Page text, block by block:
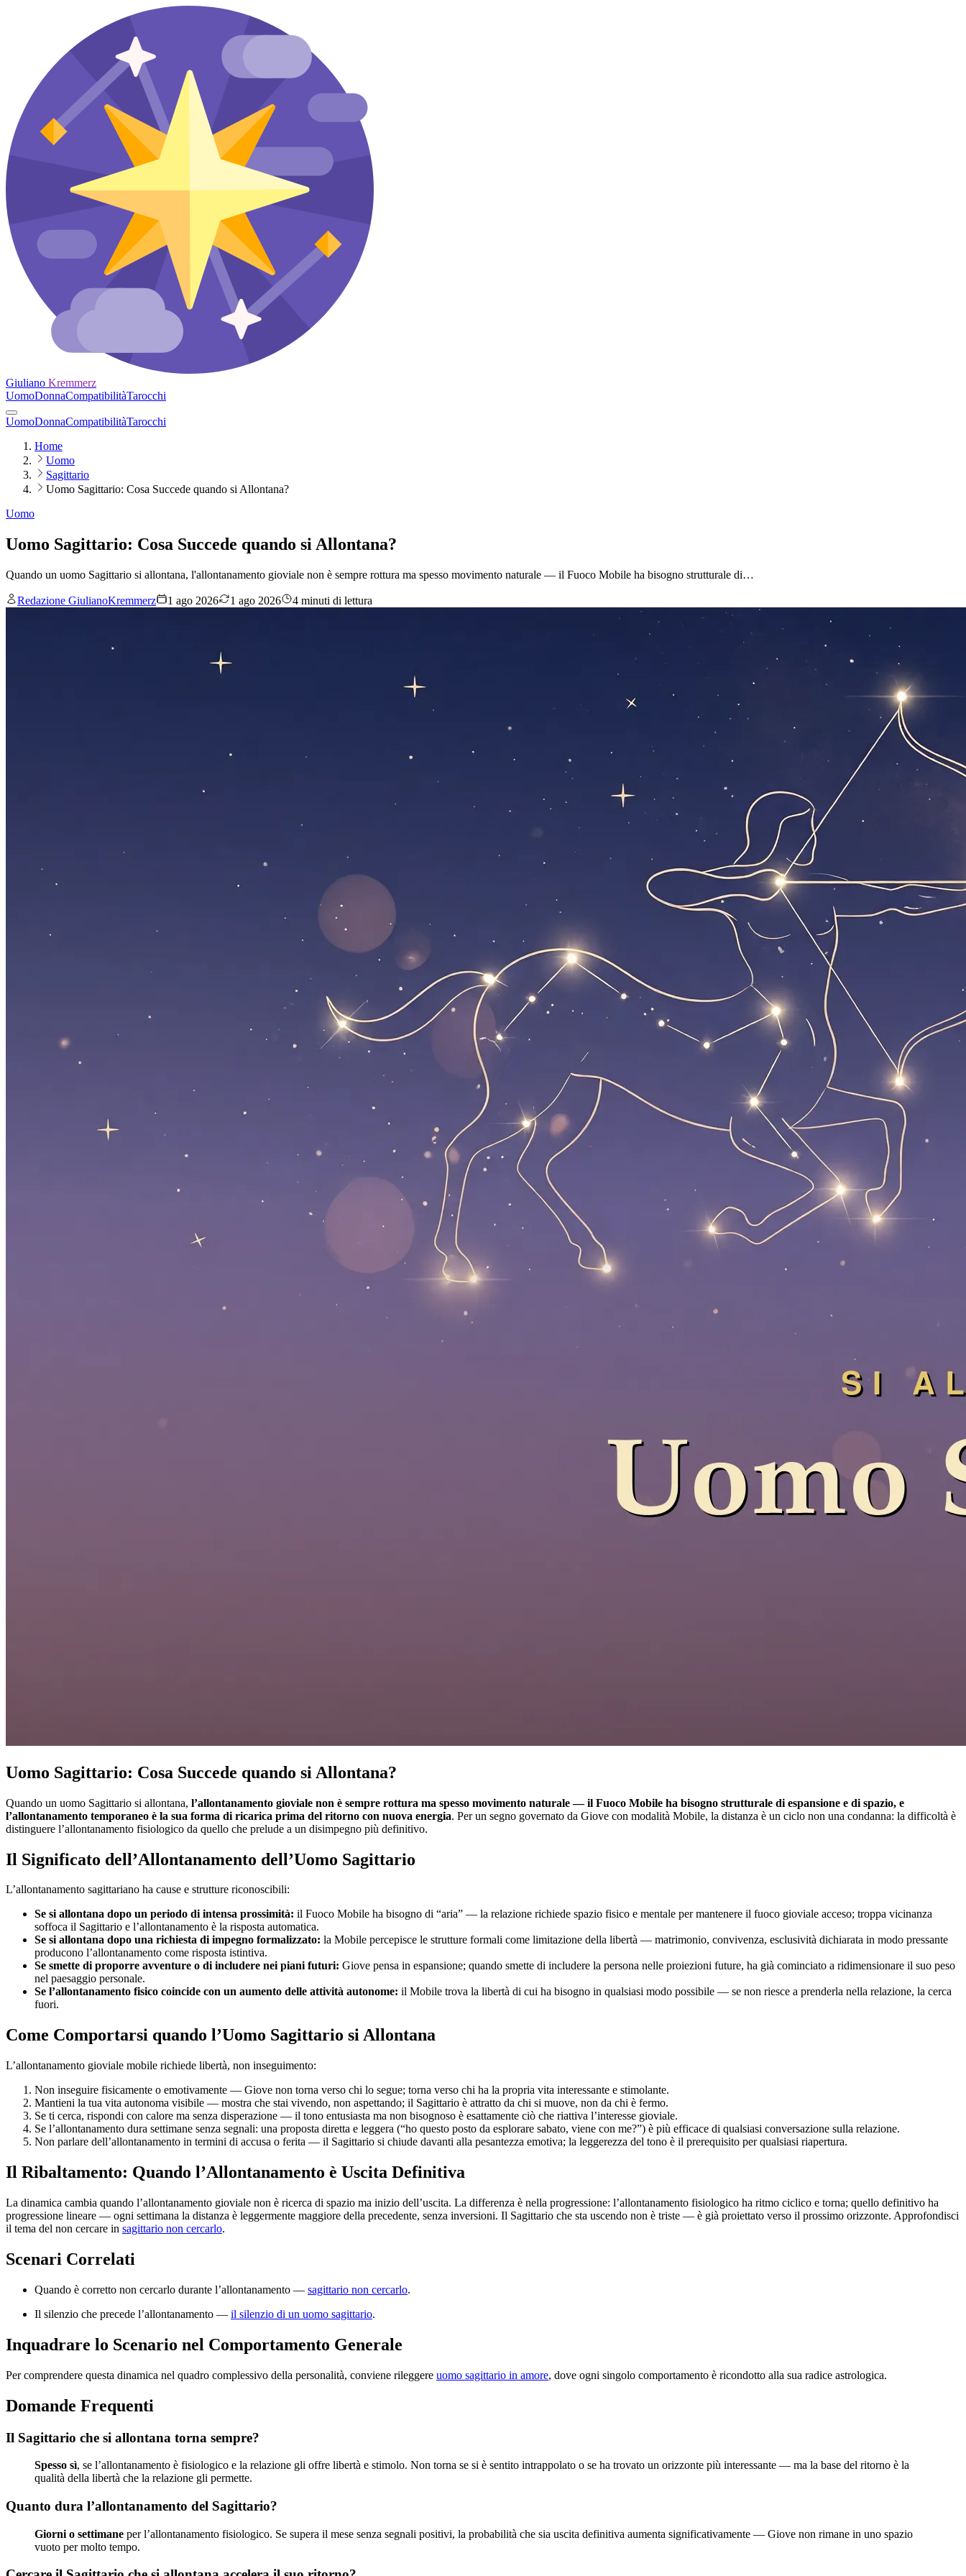
Giuliano Kremmerz
UomoDonnaCompatibilitàTarocchi
UomoDonnaCompatibilitàTarocchi
Home
Uomo
Sagittario
Uomo Sagittario: Cosa Succede quando si Allontana?
Uomo
Uomo Sagittario: Cosa Succede quando si Allontana?
Quando un uomo Sagittario si allontana, l'allontanamento gioviale non è sempre rottura ma spesso movimento naturale — il Fuoco Mobile ha bisogno strutturale di…
Redazione GiulianoKremmerz 1 ago 2026 1 ago 2026 4 minuti di lettura
Uomo Sagittario: Cosa Succede quando si Allontana?
Quando un uomo Sagittario si allontana, l’allontanamento gioviale non è sempre rottura ma spesso movimento naturale — il Fuoco Mobile ha bisogno strutturale di espansione e di spazio, e
l’allontanamento temporaneo è la sua forma di ricarica prima del ritorno con nuova energia. Per un segno governato da Giove con modalità Mobile, la distanza è un ciclo non una condanna: la difficoltà è
distinguere l’allontanamento fisiologico da quello che prelude a un disimpegno più definitivo.
Il Significato dell’Allontanamento dell’Uomo Sagittario
L’allontanamento sagittariano ha cause e strutture riconoscibili:
Se si allontana dopo un periodo di intensa prossimità: il Fuoco Mobile ha bisogno di “aria” — la relazione richiede spazio fisico e mentale per mantenere il fuoco gioviale acceso; troppa vicinanza
soffoca il Sagittario e l’allontanamento è la risposta automatica.
Se si allontana dopo una richiesta di impegno formalizzato: la Mobile percepisce le strutture formali come limitazione della libertà — matrimonio, convivenza, esclusività dichiarata in modo pressante
producono l’allontanamento come risposta istintiva.
Se smette di proporre avventure o di includere nei piani futuri: Giove pensa in espansione; quando smette di includere la persona nelle proiezioni future, ha già cominciato a ridimensionare il suo peso
nel paesaggio personale.
Se l’allontanamento fisico coincide con un aumento delle attività autonome: il Mobile trova la libertà di cui ha bisogno in qualsiasi modo possibile — se non riesce a prenderla nella relazione, la cerca
fuori.
Come Comportarsi quando l’Uomo Sagittario si Allontana
L’allontanamento gioviale mobile richiede libertà, non inseguimento:
Non inseguire fisicamente o emotivamente — Giove non torna verso chi lo segue; torna verso chi ha la propria vita interessante e stimolante.
Mantieni la tua vita autonoma visibile — mostra che stai vivendo, non aspettando; il Sagittario è attratto da chi si muove, non da chi è fermo.
Se ti cerca, rispondi con calore ma senza disperazione — il tono entusiasta ma non bisognoso è esattamente ciò che riattiva l’interesse gioviale.
Se l’allontanamento dura settimane senza segnali: una proposta diretta e leggera (“ho questo posto da esplorare sabato, viene con me?”) è più efficace di qualsiasi conversazione sulla relazione.
Non parlare dell’allontanamento in termini di accusa o ferita — il Sagittario si chiude davanti alla pesantezza emotiva; la leggerezza del tono è il prerequisito per qualsiasi riapertura.
Il Ribaltamento: Quando l’Allontanamento è Uscita Definitiva
La dinamica cambia quando l’allontanamento gioviale non è ricerca di spazio ma inizio dell’uscita. La differenza è nella progressione: l’allontanamento fisiologico ha ritmo ciclico e torna; quello definitivo ha
progressione lineare — ogni settimana la distanza è leggermente maggiore della precedente, senza inversioni. Il Sagittario che sta uscendo non è triste — è già proiettato verso il prossimo orizzonte. Approfondisci
il tema del non cercare in sagittario non cercarlo.
Scenari Correlati
Quando è corretto non cercarlo durante l’allontanamento — sagittario non cercarlo.
Il silenzio che precede l’allontanamento — il silenzio di un uomo sagittario.
Inquadrare lo Scenario nel Comportamento Generale
Per comprendere questa dinamica nel quadro complessivo della personalità, conviene rileggere uomo sagittario in amore, dove ogni singolo comportamento è ricondotto alla sua radice astrologica.
Domande Frequenti
Il Sagittario che si allontana torna sempre?
Spesso sì, se l’allontanamento è fisiologico e la relazione gli offre libertà e stimolo. Non torna se si è sentito intrappolato o se ha trovato un orizzonte più interessante — ma la base del ritorno è la
qualità della libertà che la relazione gli permette.
Quanto dura l’allontanamento del Sagittario?
Giorni o settimane per l’allontanamento fisiologico. Se supera il mese senza segnali positivi, la probabilità che sia uscita definitiva aumenta significativamente — Giove non rimane in uno spazio
vuoto per molto tempo.